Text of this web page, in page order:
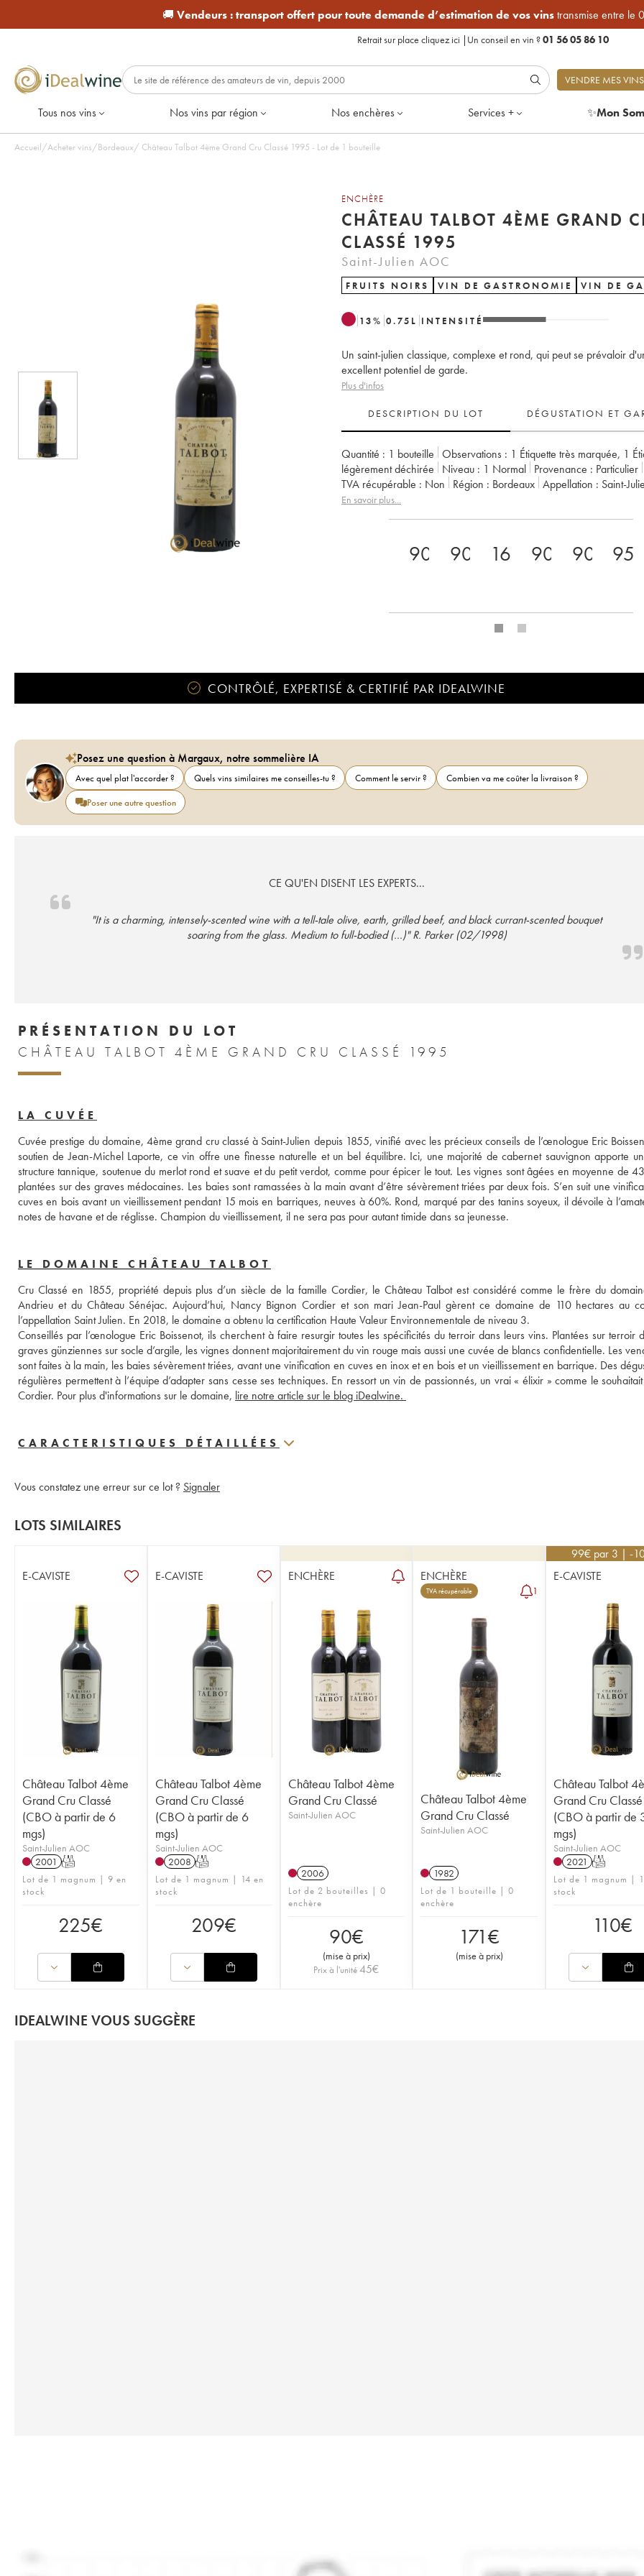
🚚 Vendeurs :transport offert pour toute demande d’estimation de vos vinstransmise entre le
Retrait sur place cliquez ici | Un conseil en vin ?01 56 05 86 10
VENDRE MES VINS
Tous nos vins Nos vins par région Nos enchères Services + ✨Mon
Accueil/Acheter vins/Bordeaux/ Château Talbot 4ème Grand Cru Classé 1995 - Lot de 1 bouteille
ENCHÈRE
CHÂTEAU TALBOT 4ÈME GRAND
CLASSÉ 1995
Saint-Julien AOC
FRUITS NOIRS VIN DE GASTRONOMIE VIN DE
13% 0.75 L INTENSITÉ
Un saint-julien classique, complexe et rond, qui peut se prévaloir
excellent potentiel de garde.
Plus d'infos
DESCRIPTION DU LOT DÉGUSTATION ET
Quantité : 1 bouteille Observations : 1 Étiquette très marquée, 1
légèrement déchirée
Niveau : 1 Normal Provenance : particulier
TVA récupérable :
non Région : Bordeaux Appellation :
Saint-
Classement :
En savoir plus...
90 90 16.5 90 90 95
CONTRÔLÉ, EXPERTISÉ & CERTIFIÉ PAR IDEALWINE
Posez une question à Margaux, notre sommelière IA
Avec quel plat l'accorder ? Quels vins similaires me conseilles-tu ? Comment le servir ?
Combien va me coûter la livraison ?
Poser une autre question
CE QU'EN DISENT LES EXPERTS...
"It is a charming, intensely-scented wine with a tell-tale olive, earth, grilled beef, and black currant-scented bouquet
soaring from the glass. Medium to full-bodied (...)" R. Parker (02/1998)
PRÉSENTATION DU LOT
CHÂTEAU TALBOT 4ÈME GRAND CRU CLASSÉ 1995
LA CUVÉE
Cuvée prestige du domaine, 4ème grand cru classé à Saint-Julien depuis 1855, vinifié avec les précieux conseils de l’œnologue Eric
soutien de Jean-Michel Laporte, ce vin offre une finesse naturelle et un bel équilibre. Ici, une majorité de cabernet sauvignon apporte
structure tannique, soutenue du merlot rond et suave et du petit verdot, comme pour épicer le tout. Les vignes sont âgées en moyenne de
plantées sur des graves médocaines. Les baies sont ramassées à la main avant d’être sévèrement triées par deux fois. S’en suit une
cuves en bois avant un vieillissement pendant 15 mois en barriques, neuves à 60%. Rond, marqué par des tanins soyeux, il dévoile à
notes de havane et de réglisse. Champion du vieillissement, il ne sera pas pour autant timide dans sa jeunesse.
LE DOMAINE CHÂTEAU TALBOT
Cru Classé en 1855, propriété depuis plus d’un siècle de la famille Cordier, le Château Talbot est considéré comme le frère du
Andrieu et du Château Sénéjac. Aujourd’hui, Nancy Bignon Cordier et son mari Jean-Paul gèrent ce domaine de 110 hectares au
l’appellation Saint Julien. En 2018, le domaine a obtenu la certification Haute Valeur Environnementale de niveau 3.
Conseillés par l’œnologue Eric Boissenot, ils cherchent à faire resurgir toutes les spécificités du terroir dans leurs vins. Plantées sur terroir
graves günziennes sur socle d’argile, les vignes donnent majoritairement du vin rouge mais aussi une cuvée de blancs confidentielle. Les
sont faites à la main, les baies sévèrement triées, avant une vinification en cuves en inox et en bois et un vieillissement en barrique. Des
régulières permettent à l’équipe d’adapter sans cesse ses techniques. En ressort un vin de passionnés, un vrai « élixir » comme le
Cordier. Pour plus d'informations sur le domaine,
CARACTERISTIQUES DÉTAILLÉES
Vous constatez une erreur sur ce lot ? Signaler
LOTS SIMILAIRES
E-CAVISTE
Château Talbot 4ème
Grand Cru Classé
(CBO à partir de 6
mgs)
Saint-Julien AOC
2001 T
Lot de 1 magnum | 9 en
stock
225€
E-CAVISTE
Château Talbot 4ème
Grand Cru Classé
(CBO à partir de 6
mgs)
Saint-Julien AOC
2008 T
Lot de 1 magnum | 14 en
stock
209€
ENCHÈRE
Château Talbot 4ème
Grand Cru Classé
Saint-Julien AOC
2006
Lot de 2 bouteilles | 0
enchère
90€
(mise à prix)
Prix à l'unité 45€
ENCHÈRE
TVA récupérable 1
Château Talbot 4ème
Grand Cru Classé
Saint-Julien AOC
1982
Lot de 1 bouteille | 0
enchère
171€
(mise à prix)
99€ par 3 | -
E-CAVISTE
Château Talbot
Grand Cru Classé
(CBO à partir de
mgs)
Saint-Julien AOC
2021 T
Lot de 1 magnum |
stock
110€
IDEALWINE VOUS SUGGÈRE